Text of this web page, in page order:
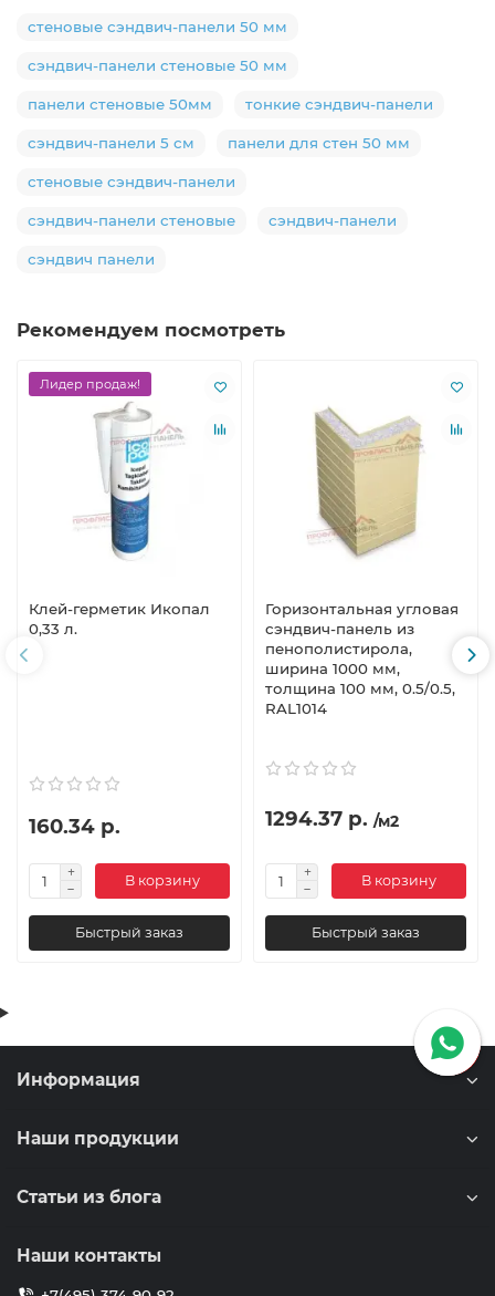
стеновые сэндвич-панели 50 мм
сэндвич-панели стеновые 50 мм
панели стеновые 50мм тонкие сэндвич-панели
сэндвич-панели 5 см панели для стен 50 мм
стеновые сэндвич-панели
сэндвич-панели стеновые сэндвич-панели
сэндвич панели
Рекомендуем посмотреть
Лидер продаж!
Клей-герметик Икопал
0,33 л.
160.34 р.
В корзину
Быстрый заказ
Горизонтальная угловая
сэндвич-панель из
пенополистирола,
ширина 1000 мм,
толщина 100 мм, 0.5/0.5,
RAL1014
1294.37 р. /м2
В корзину
Быстрый заказ
Информация
Наши продукции
Статьи из блога
Наши контакты